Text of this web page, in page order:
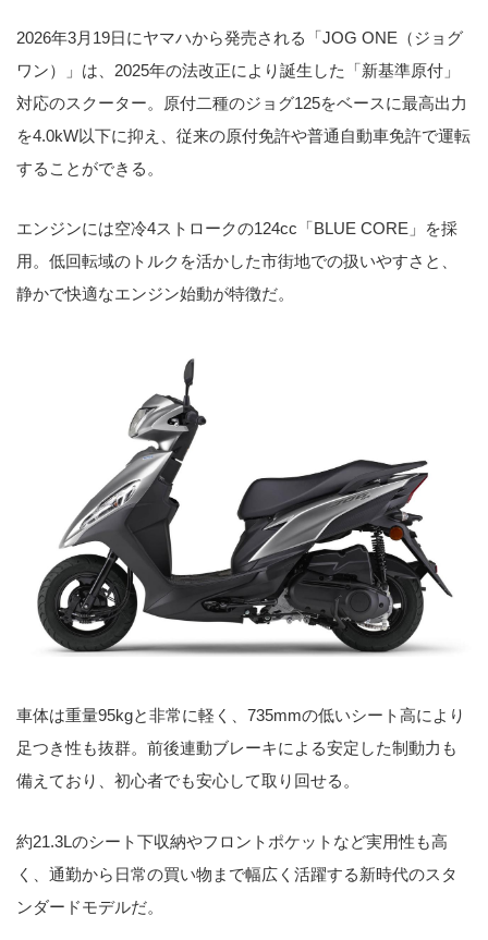
2026年3月19日にヤマハから発売される「JOG ONE（ジョグ
ワン）」は、2025年の法改正により誕生した「新基準原付」
対応のスクーター。原付二種のジョグ125をベースに最高出力
を4.0kW以下に抑え、従来の原付免許や普通自動車免許で運転
することができる。
エンジンには空冷4ストロークの124cc「BLUE CORE」を採
用。低回転域のトルクを活かした市街地での扱いやすさと、
静かで快適なエンジン始動が特徴だ。
車体は重量95kgと非常に軽く、735mmの低いシート高により
足つき性も抜群。前後連動ブレーキによる安定した制動力も
備えており、初心者でも安心して取り回せる。
約21.3Lのシート下収納やフロントポケットなど実用性も高
く、通勤から日常の買い物まで幅広く活躍する新時代のスタ
ンダードモデルだ。